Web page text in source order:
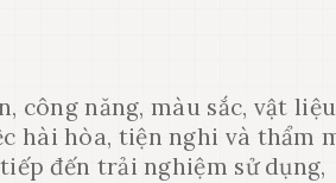
năng, màu sắc, vật
hài hòa, tiện nghi và thẩm
đến trải nghiệm sử dụng,